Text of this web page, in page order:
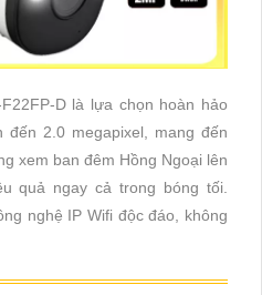
D là lựa chọn hoàn hảo
2.0 megapixel, mang đến
xem ban đêm Hồng Ngoại lên
quả ngay cả trong bóng tối.
nghệ IP Wifi độc đáo, không